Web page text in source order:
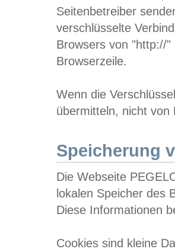
Seitenbetreiber
verschlüsselte
Browsers von "http://
Browserzeile.
Wenn die
übermitteln, nicht von
Speicherung
Die Webseite
lokalen Speicher des
Diese Informationen
Cookies sind kleine